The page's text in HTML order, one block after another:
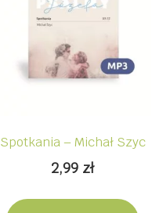
Spotkania – Michał Szyc
2,99 zł